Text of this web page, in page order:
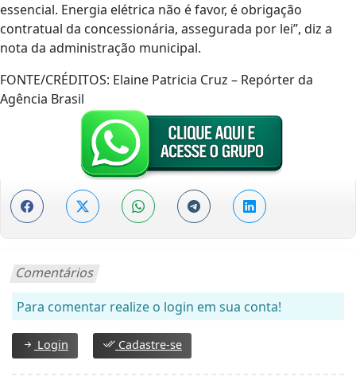
essencial. Energia elétrica não é favor, é obrigação
contratual da concessionária, assegurada por lei”, diz a
nota da administração municipal.
FONTE/CRÉDITOS: Elaine Patricia Cruz – Repórter da
Agência Brasil
Comentários
Para comentar realize o login em sua conta!
Login Cadastre-se